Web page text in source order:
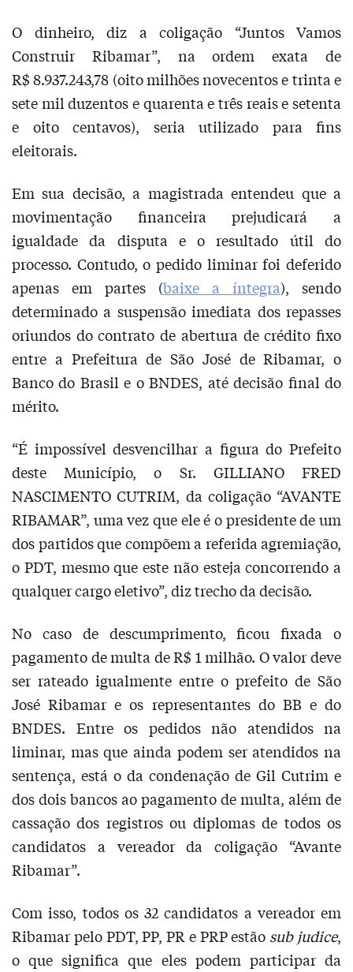
O dinheiro, diz a coligação “Juntos Vamos
Construir Ribamar”, na ordem exata de
R$ 8.937.243,78 (oito milhões novecentos e trinta e
sete mil duzentos e quarenta e três reais e setenta
e oito centavos), seria utilizado para fins
eleitorais.
Em sua decisão, a magistrada entendeu que a
movimentação financeira prejudicará a
igualdade da disputa e o resultado útil do
processo. Contudo, o pedido liminar foi deferido
apenas em partes (baixe a íntegra), sendo
determinado a suspensão imediata dos repasses
oriundos do contrato de abertura de crédito fixo
entre a Prefeitura de São José de Ribamar, o
Banco do Brasil e o BNDES, até decisão final do
mérito.
“É impossível desvencilhar a figura do Prefeito
deste Município, o Sr. GILLIANO FRED
NASCIMENTO CUTRIM, da coligação “AVANTE
RIBAMAR”, uma vez que ele é o presidente de um
dos partidos que compõem a referida agremiação,
o PDT, mesmo que este não esteja concorrendo a
qualquer cargo eletivo”, diz trecho da decisão.
No caso de descumprimento, ficou fixada o
pagamento de multa de R$ 1 milhão. O valor deve
ser rateado igualmente entre o prefeito de São
José Ribamar e os representantes do BB e do
BNDES. Entre os pedidos não atendidos na
liminar, mas que ainda podem ser atendidos na
sentença, está o da condenação de Gil Cutrim e
dos dois bancos ao pagamento de multa, além de
cassação dos registros ou diplomas de todos os
candidatos a vereador da coligação “Avante
Ribamar”.
Com isso, todos os 32 candidatos a vereador em
Ribamar pelo PDT, PP, PR e PRP estão sub judice,
o que significa que eles podem participar da